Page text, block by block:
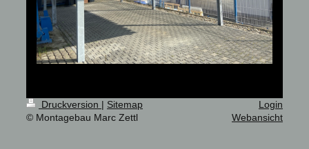
Druckversion | Sitemap
© Montagebau Marc Zettl
Login
Webansicht